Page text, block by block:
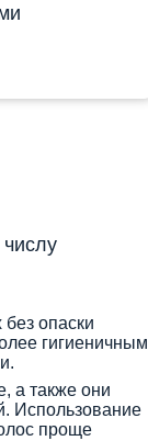
опаски
гигиеничным
а также они
Использование
проще